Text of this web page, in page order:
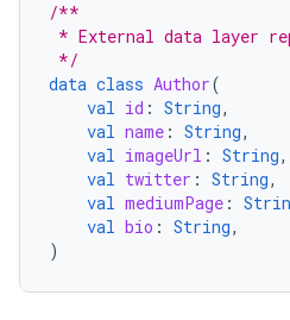
/**
* External data layer
*/
data class Author(
val id : String,
val name : String,
val imageUrl : String,
val twitter : String,
val mediumPage :
val bio : String,
)